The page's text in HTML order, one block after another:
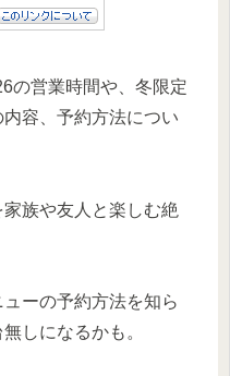
の営業時間や、冬限定
容、予約方法につい
族や友人と楽しむ絶
ーの予約方法を知ら
しになるかも。